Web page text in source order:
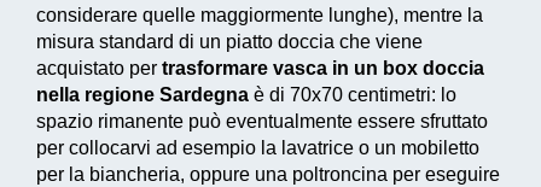
considerare quelle maggiormente lunghe), mentre la
misura standard di un piatto doccia che viene
acquistato per trasformare vasca in un box doccia
nella regione Sardegna è di 70x70 centimetri: lo
spazio rimanente può eventualmente essere sfruttato
per collocarvi ad esempio la lavatrice o un mobiletto
per la biancheria, oppure una poltroncina per eseguire